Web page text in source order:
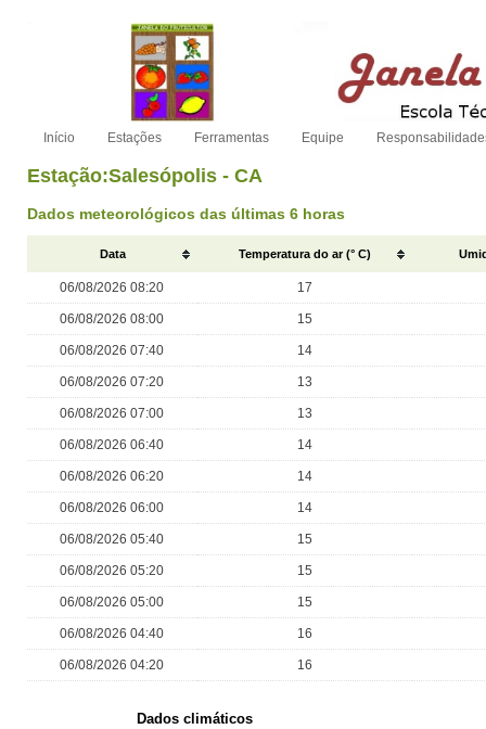
Início Estações Ferramentas Equipe
Estação:Salesópolis - CA
Dados meteorológicos das últimas 6 horas
Data Temperatura do ar (° C)
06/08/2026 08:20 17
06/08/2026 08:00 15
06/08/2026 07:40 14
06/08/2026 07:20 13
06/08/2026 07:00 13
06/08/2026 06:40 14
06/08/2026 06:20 14
06/08/2026 06:00 14
06/08/2026 05:40 15
06/08/2026 05:20 15
06/08/2026 05:00 15
06/08/2026 04:40 16
06/08/2026 04:20 16
Dados climáticos